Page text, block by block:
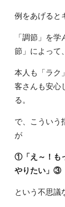
例をあげると
「調節」を
節」によって、
本人も「ラク
客さんも安心
る。
で、こういう
が
①「え～！も
やりたい」③
という不思議